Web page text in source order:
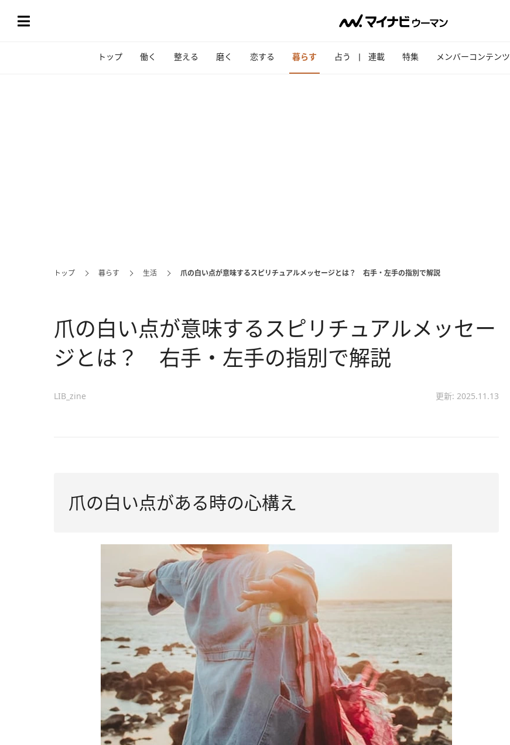
トップ 働く 整える 磨く 恋する 暮らす 占う 連載 特集 メンバーコンテンツ
トップ 暮らす 生活 爪の白い点が意味するスピリチュアルメッセージとは？ 右手・左手の指別で解説
爪の白い点が意味するスピリチュアルメッセー
ジとは？ 右手・左手の指別で解説
LIB_zine 更新: 2025.11.13
爪の白い点がある時の心構え